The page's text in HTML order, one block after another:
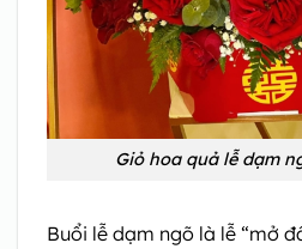
Giỏ hoa quả lễ dạm
Buổi lễ dạm ngõ là lễ “mở